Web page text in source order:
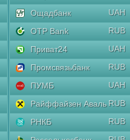
Ощадбанк
UAH
OTP Bank
RUB
Приват24
UAH
Промсвязьбанк
RUB
ПУМБ
UAH
Райффайзен Аваль RUB
РНКБ
RUB